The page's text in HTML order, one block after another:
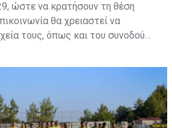
ώστε να κρατήσουν τη θέση
θα χρειαστεί να
τους, όπως και του συνοδού
πινακίδας αυτοκινήτου,